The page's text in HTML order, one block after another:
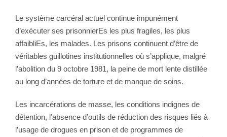
Le système carcéral actuel continue impunément
d’exécuter ses prisonnierEs les plus fragiles, les plus
affaibliEs, les malades. Les prisons continuent d’être de
véritables guillotines institutionnelles où s’applique, malgré
l’abolition du 9 octobre 1981, la peine de mort lente distillée
au long d’années de torture et de manque de soins.
Les incarcérations de masse, les conditions indignes de
détention, l’absence d’outils de réduction des risques liés à
l’usage de drogues en prison et de programmes de